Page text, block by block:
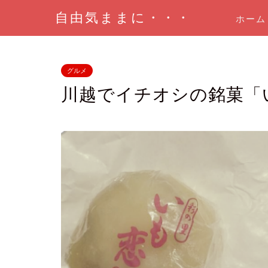
自由気ままに・・・ ホーム
グルメ
川越でイチオシの銘菓